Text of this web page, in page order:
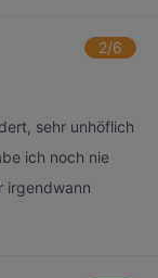
2/6
sehr unhöflich
ich noch nie
irgendwann